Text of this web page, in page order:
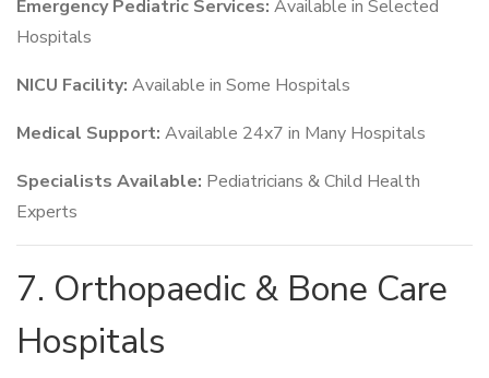
Emergency Pediatric Services: Available in Selected
Hospitals
NICU Facility: Available in Some Hospitals
Medical Support: Available 24x7 in Many Hospitals
Specialists Available: Pediatricians & Child Health
Experts
7. Orthopaedic & Bone Care
Hospitals